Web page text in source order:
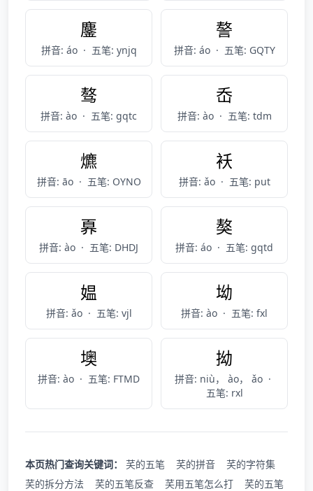
鏖
拼音: áo · 五笔: ynjq
謷
拼音: áo · 五笔: GQTY
骜
拼音: ào · 五笔: gqtc
岙
拼音: ào · 五笔: tdm
爊
拼音: āo · 五笔: OYNO
袄
拼音: ǎo · 五笔: put
奡
拼音: ào · 五笔: DHDJ
獒
拼音: áo · 五笔: gqtd
媪
拼音: ǎo · 五笔: vjl
坳
拼音: ào · 五笔: fxl
墺
拼音: ào · 五笔: FTMD
拗
拼音: niù， ào， ǎo ·
五笔: rxl
本页热门查询关键词： 芺的五笔 芺的拼音
芺的字符集
芺的拆分方法
芺的五笔反查 芺用五笔怎么打
芺的五笔